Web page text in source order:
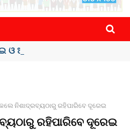
ଅନ୍ୟାନ୍ୟ ଡିଜିଟାଲ୍ ନେଣଦେଣ ...
ନିଶାଦ୍ରବ୍ୟଠାରୁ ରହିପାରିବେ ଦୂରେଇ
ରହିପାରିବେ ଦୂରେଇ